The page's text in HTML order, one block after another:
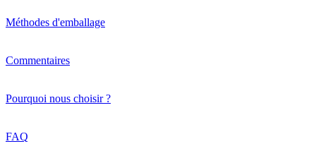
Méthodes d'emballage
Commentaires
Pourquoi nous choisir ?
FAQ